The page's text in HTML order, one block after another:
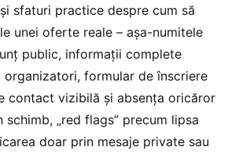
sfaturi practice despre cum să
unei oferte reale – așa-numitele
public, informații complete
formular de înscriere
contact vizibilă și absența oricăror
schimb, „red flags” precum lipsa
doar prin mesaje private sau